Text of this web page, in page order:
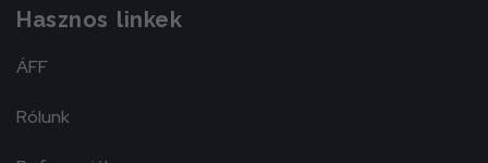
Hasznos linkek
ÁFF
Rólunk